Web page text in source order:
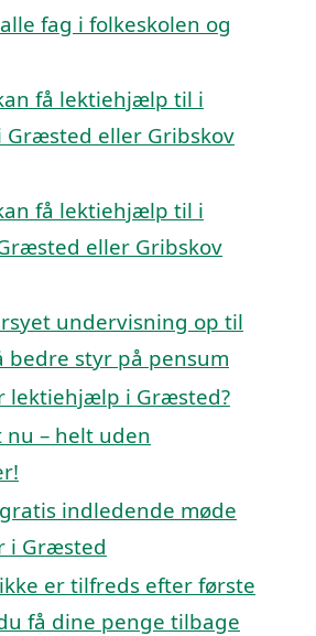
fag i folkeskolen og
få lektiehjælp til i
Græsted eller Gribskov
få lektiehjælp til i
eller Gribskov
undervisning op til
bedre styr på pensum
lektiehjælp i Græsted?
nu – helt uden
indledende møde
i Græsted
er tilfreds efter første
få dine penge tilbage